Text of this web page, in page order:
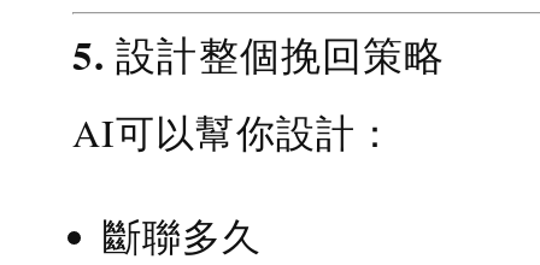
5. 設計整個挽回策略
AI可以幫你設計：
斷聯多久